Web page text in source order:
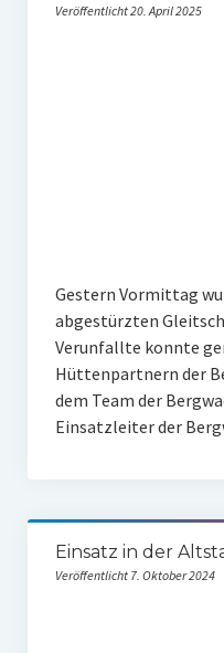
Veröffentlicht 20. April 2025
Gestern Vormittag
abgestürzten
Verunfallte konnte
Hüttenpartnern der
dem Team der
Einsatzleiter der
Einsatz in der
Veröffentlicht 7. Oktober 2024